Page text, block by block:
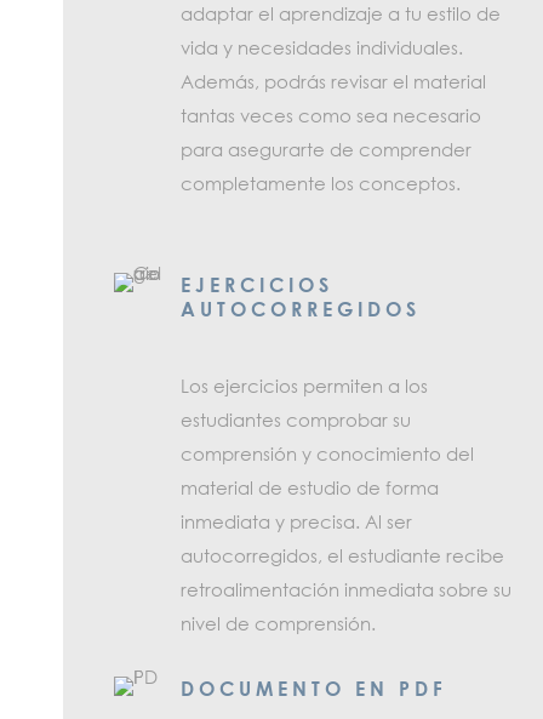
adaptar el aprendizaje a tu estilo de
vida y necesidades individuales.
Además, podrás revisar el material
tantas veces como sea necesario
para asegurarte de comprender
completamente los conceptos.
EJERCICIOS
AUTOCORREGIDOS
Los ejercicios permiten a los
estudiantes comprobar su
comprensión y conocimiento del
material de estudio de forma
inmediata y precisa. Al ser
autocorregidos, el estudiante recibe
retroalimentación inmediata sobre su
nivel de comprensión.
DOCUMENTO EN PDF